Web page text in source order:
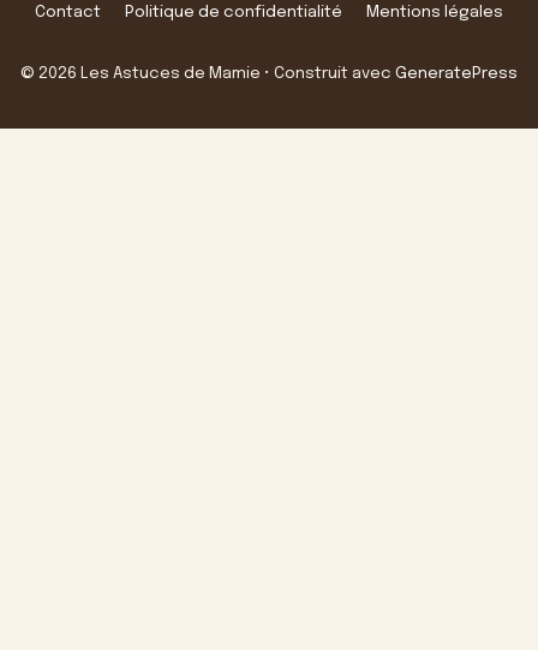
Contact Politique de confidentialité Mentions légales
© 2026 Les Astuces de Mamie • Construit avec GeneratePress